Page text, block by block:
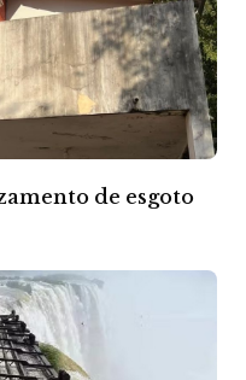
de esgoto